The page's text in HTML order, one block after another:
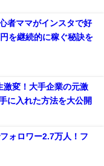
者ママがインスタで好
を継続的に稼ぐ秘訣を
激変！大手企業の元激
に入れた方法を大公開
ォロワー2.7万人！フ